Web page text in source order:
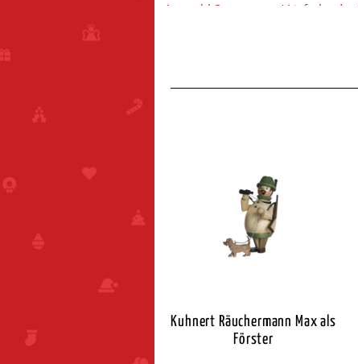
Auswahl Steuerzone / Lieferland
- Fichte-Kiefer
Kuhnert Räuchermann Max als
Förster